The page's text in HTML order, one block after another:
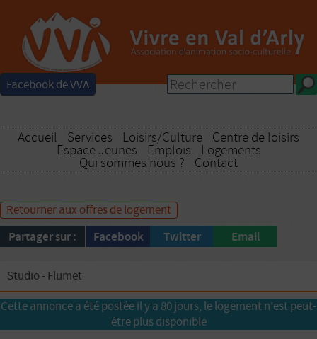
Facebook de VVA
Accueil Services Loisirs/Culture Centre de loisirs
Espace Jeunes Emplois Logements
Qui sommes nous ? Contact
Retourner aux offres de logement
Partager sur : Facebook Twitter Email
Studio - Flumet
Cette annonce a été postée il y a 80 jours, le logement n'est peut-
être plus disponible